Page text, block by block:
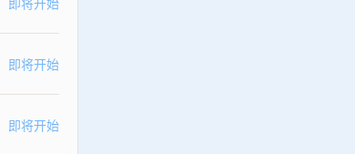
即将开始
即将开始
即将开始